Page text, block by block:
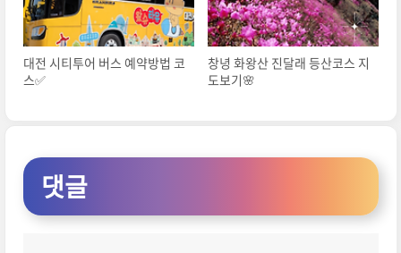
대전 시티투어 버스 예약방법 코
스✅
창녕 화왕산 진달래 등산코스 지
도보기🌸
댓글